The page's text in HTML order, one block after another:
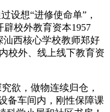
设想“进修使命单”，
校外教育资本1957
西核心学校教师郑好
校外、线上线下教育资
欲，做物连续归仓，
备车间内，刚性保障课